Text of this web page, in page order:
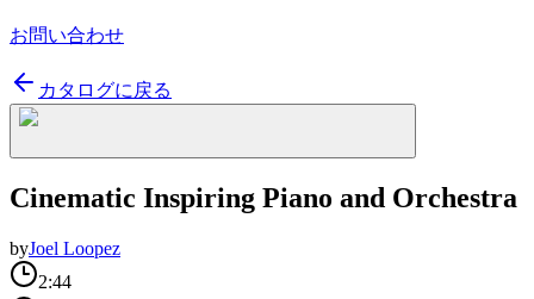
お問い合わせ
カタログに戻る
Cinematic Inspiring Piano and Orchestra
byJoel Loopez
2:44